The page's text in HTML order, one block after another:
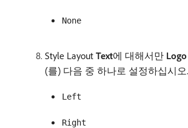
None
Style Layout Text​에 대해서만
(를) 다음 중 하나로 설정하십시오.
Left
Right